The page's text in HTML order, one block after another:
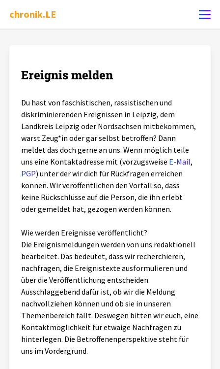
chronik.LE
Dossiers
Leipziger Zustände
Schlaglichter
Phänomene
Aktuelles
Alle Beiträge
Veranstaltungen
Pressemitteilungen
Podcasts
Über uns
Projektbeschreibung
Kontakt
Unterstützer_innen
Spenden
Ereignis melden
Du hast von faschistischen, rassistischen und
diskriminierenden Ereignissen in Leipzig, dem
Landkreis Leipzig oder Nordsachsen mitbekommen,
warst Zeug*in oder gar selbst betroffen? Dann
meldet das doch gerne an uns. Wenn möglich teile
uns eine Kontaktadresse mit (vorzugsweise E-Mail,
PGP) unter der wir dich für Rückfragen erreichen
können. Wir veröffentlichen den Vorfall so, dass
keine Rückschlüsse auf die Person, die ihn erlebt
oder gemeldet hat, gezogen werden können.
Wie werden Ereignisse veröffentlicht?
Die Ereignismeldungen werden von uns redaktionell
bearbeitet. Das bedeutet, dass wir recherchieren,
nachfragen, die Ereignistexte ausformulieren und
über die Veröffentlichung entscheiden.
Ausschlaggebend dafür ist, ob wir die Meldung
nachvollziehen können und ob sie in unseren
Themenbereich fällt. Deswegen bitten wir euch, eine
Kontaktmöglichkeit für etwaige Nachfragen zu
hinterlegen. Die Betroffenenperspektive steht für
uns im Vordergrund.